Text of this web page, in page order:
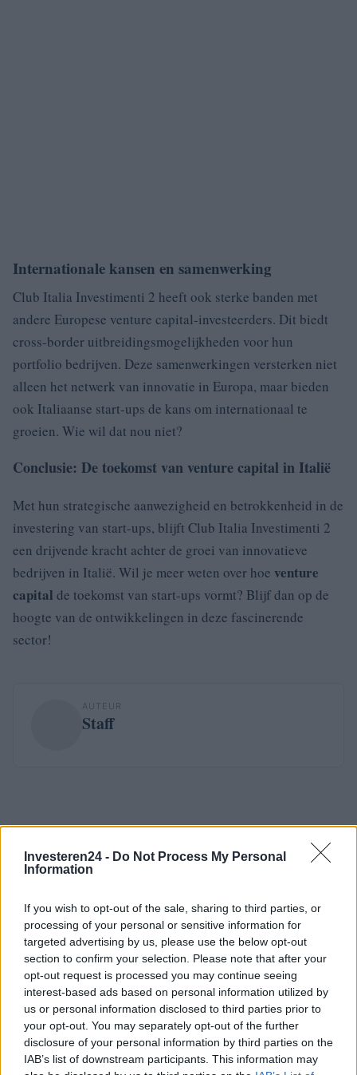
Investeren24 - Do Not Process My Personal
Information
If you wish to opt-out of the sale, sharing to third parties, or
processing of your personal or sensitive information for
targeted advertising by us, please use the below opt-out
section to confirm your selection. Please note that after your
opt-out request is processed you may continue seeing
interest-based ads based on personal information utilized by
us or personal information disclosed to third parties prior to
your opt-out. You may separately opt-out of the further
disclosure of your personal information by third parties on the
IAB’s list of downstream participants. This information may
Internationale kansen en samenwerking
Club Italia Investimenti 2 heeft ook sterke banden met
andere Europese venture capital-investeerders. Dit biedt
cross-border uitbreidingsmogelijkheden voor hun
portfolio bedrijven. Deze samenwerkingen versterken niet
alleen het netwerk van innovatie in Europa, maar bieden
ook Italiaanse start-ups de kans om internationaal te
groeien. Wie wil dat nou niet?
Conclusie: De toekomst van venture capital in Italië
Met hun strategische aanwezigheid en betrokkenheid in de
investering van start-ups, blijft Club Italia Investimenti 2
een drijvende kracht achter de groei van innovatieve
bedrijven in Italië. Wil je meer weten over hoe venture
capital de toekomst van start-ups vormt? Blijf dan op de
hoogte van de ontwikkelingen in deze fascinerende
sector!
AUTEUR
Staff